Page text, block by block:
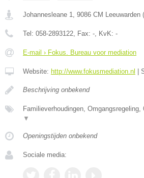
Johannesleane 1 9086 CM Leeuwarden (
Tel: 058-2893122 , Fax: - , KvK: -
E-mail › Fokus. Bureau voor mediation
Website: http://www.fokusmediation.nl |
Beschrijving onbekend
Familieverhoudingen, Omgangsregeling,
▼
Openingstijden onbekend
Sociale media: